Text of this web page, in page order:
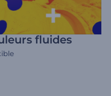
fluides